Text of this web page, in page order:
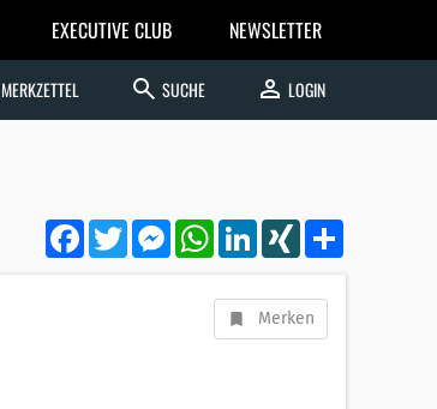
EXECUTIVE CLUB NEWSLETTER
MERKZETTEL search SUCHE person LOGIN
FacebookTwitterMessengerWhatsApp
LinkedInXING
Merken